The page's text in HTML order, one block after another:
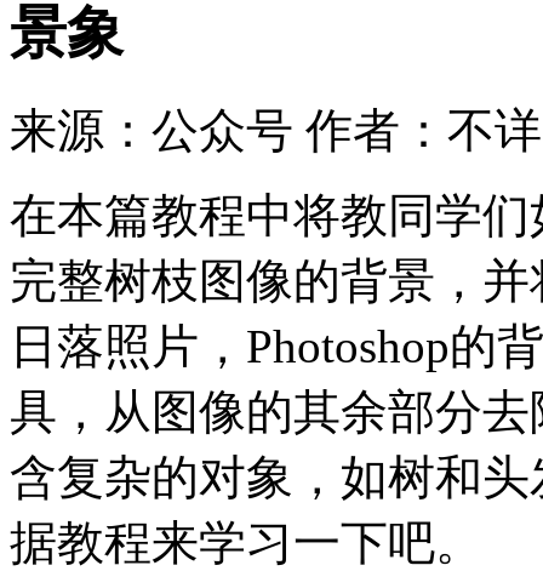
景象
来源：公众号 作者：不详
在本篇教程中将教同学
完整树枝图像的背景，
日落照片，Photoshop的
具，从图像的其余部分
含复杂的对象，如树和
据教程来学习一下吧。